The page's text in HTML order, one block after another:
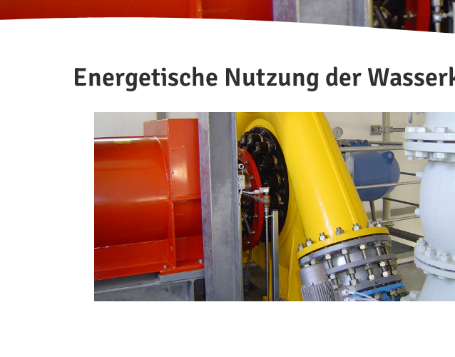
Energetische Nutzung der